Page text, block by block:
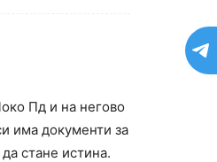
Пд и на негово
има документи за
стане истина.